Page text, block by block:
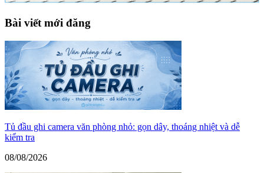
Bài viết mới đăng
Tủ đầu ghi camera văn phòng nhỏ: gọn dây, thoáng nhiệt và dễ
kiểm tra
08/08/2026